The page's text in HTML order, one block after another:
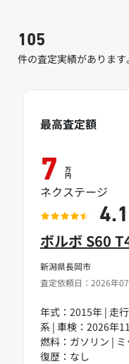
105
件の査定実績があります。
新潟県長岡市
査定依頼日：2026年
ボルボ S60
年式：2015年 | 走
系 | 車検：2026年
燃料：ガソリン |
復歴：なし
最高査定額
7 万
円
ネクステージ
4.1